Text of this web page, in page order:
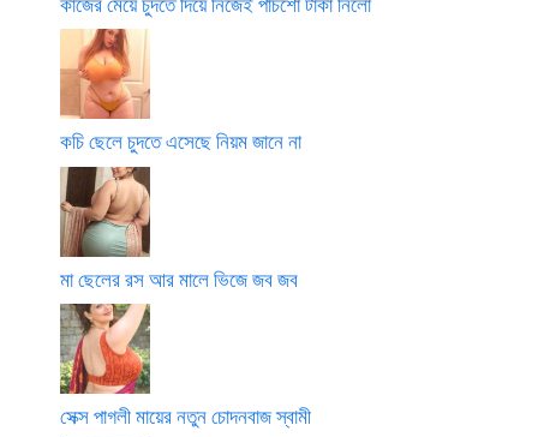
কচি ছেলে চুদতে এসেছে নিয়ম জানে না
মা ছেলের রস আর মালে ভিজে জব জব
সেক্স পাগলী মায়ের নতুন চোদনবাজ স্বামী